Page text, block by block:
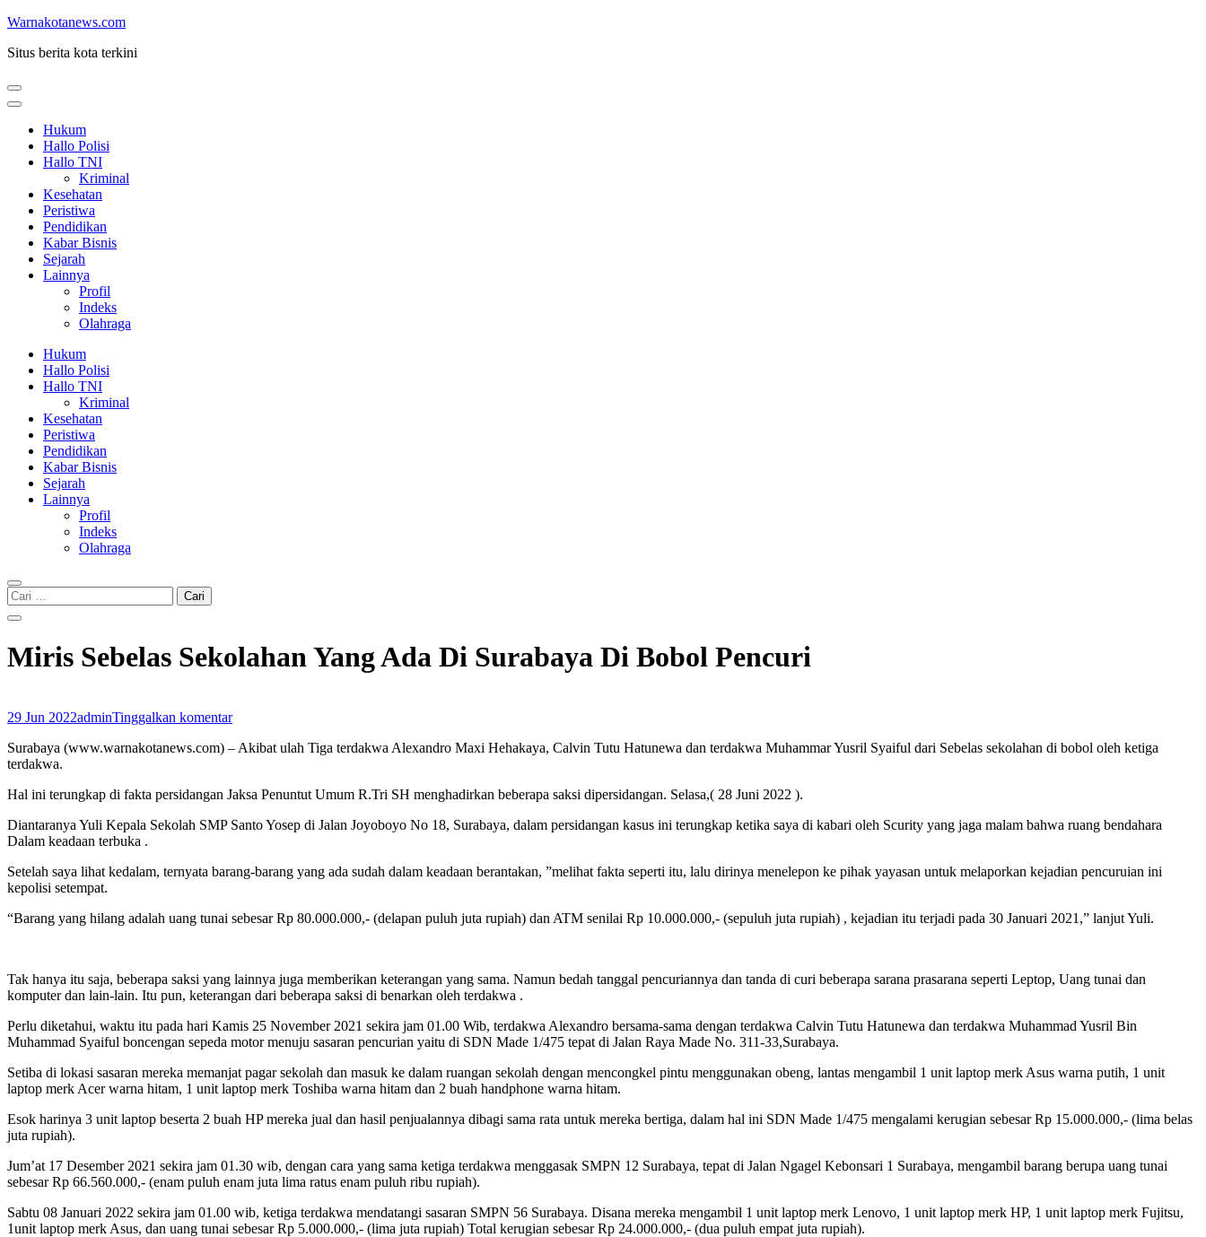
Lompat
konten
Enter)
Warnakotanews.com
Situs berita kota terkini
Hukum
Hallo Polisi
Hallo TNI
Kriminal
Kesehatan
Peristiwa
Pendidikan
Kabar Bisnis
Sejarah
Lainnya
Profil
Indeks
Olahraga
Hukum
Hallo Polisi
Hallo TNI
Kriminal
Kesehatan
Peristiwa
Pendidikan
Kabar Bisnis
Sejarah
Lainnya
Profil
Indeks
Olahraga
Cari
untuk:
Miris Sebelas Sekolahan Yang Ada Di Surabaya Di Bobol Pencuri
29 Jun 2022adminTinggalkan komentar
Surabaya (www.warnakotanews.com) – Akibat ulah Tiga terdakwa Alexandro Maxi Hehakaya, Calvin Tutu Hatunewa dan terdakwa Muhammar Yusril Syaiful dari Sebelas sekolahan di bobol oleh ketiga
terdakwa.
Hal ini terungkap di fakta persidangan Jaksa Penuntut Umum R.Tri SH menghadirkan beberapa saksi dipersidangan. Selasa,( 28 Juni 2022 ).
Diantaranya Yuli Kepala Sekolah SMP Santo Yosep di Jalan Joyoboyo No 18, Surabaya, dalam persidangan kasus ini terungkap ketika saya di kabari oleh Scurity yang jaga malam bahwa ruang bendahara
Dalam keadaan terbuka .
Setelah saya lihat kedalam, ternyata barang-barang yang ada sudah dalam keadaan berantakan, ”melihat fakta seperti itu, lalu dirinya menelepon ke pihak yayasan untuk melaporkan kejadian pencuruian ini
kepolisi setempat.
“Barang yang hilang adalah uang tunai sebesar Rp 80.000.000,- (delapan puluh juta rupiah) dan ATM senilai Rp 10.000.000,- (sepuluh juta rupiah) , kejadian itu terjadi pada 30 Januari 2021,” lanjut Yuli.
Tak hanya itu saja, beberapa saksi yang lainnya juga memberikan keterangan yang sama. Namun bedah tanggal pencuriannya dan tanda di curi beberapa sarana prasarana seperti Leptop, Uang tunai dan
komputer dan lain-lain. Itu pun, keterangan dari beberapa saksi di benarkan oleh terdakwa .
Perlu diketahui, waktu itu pada hari Kamis 25 November 2021 sekira jam 01.00 Wib, terdakwa Alexandro bersama-sama dengan terdakwa Calvin Tutu Hatunewa dan terdakwa Muhammad Yusril Bin
Muhammad Syaiful boncengan sepeda motor menuju sasaran pencurian yaitu di SDN Made 1/475 tepat di Jalan Raya Made No. 311-33,Surabaya.
Setiba di lokasi sasaran mereka memanjat pagar sekolah dan masuk ke dalam ruangan sekolah dengan mencongkel pintu menggunakan obeng, lantas mengambil 1 unit laptop merk Asus warna putih, 1 unit
laptop merk Acer warna hitam, 1 unit laptop merk Toshiba warna hitam dan 2 buah handphone warna hitam.
Esok harinya 3 unit laptop beserta 2 buah HP mereka jual dan hasil penjualannya dibagi sama rata untuk mereka bertiga, dalam hal ini SDN Made 1/475 mengalami kerugian sebesar Rp 15.000.000,- (lima belas
juta rupiah).
Jum’at 17 Desember 2021 sekira jam 01.30 wib, dengan cara yang sama ketiga terdakwa menggasak SMPN 12 Surabaya, tepat di Jalan Ngagel Kebonsari 1 Surabaya, mengambil barang berupa uang tunai
sebesar Rp 66.560.000,- (enam puluh enam juta lima ratus enam puluh ribu rupiah).
Sabtu 08 Januari 2022 sekira jam 01.00 wib, ketiga terdakwa mendatangi sasaran SMPN 56 Surabaya. Disana mereka mengambil 1 unit laptop merk Lenovo, 1 unit laptop merk HP, 1 unit laptop merk Fujitsu,
1unit laptop merk Asus, dan uang tunai sebesar Rp 5.000.000,- (lima juta rupiah) Total kerugian sebesar Rp 24.000.000,- (dua puluh empat juta rupiah).